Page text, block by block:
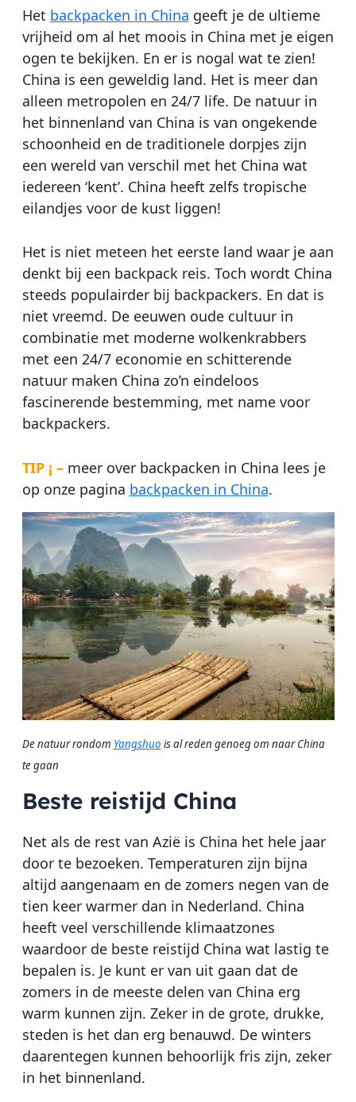
Het backpacken in China geeft je de ultieme
vrijheid om al het moois in China met je eigen
ogen te bekijken. En er is nogal wat te zien!
China is een geweldig land. Het is meer dan
alleen metropolen en 24/7 life. De natuur in
het binnenland van China is van ongekende
schoonheid en de traditionele dorpjes zijn
een wereld van verschil met het China wat
iedereen ‘kent’. China heeft zelfs tropische
eilandjes voor de kust liggen!
Het is niet meteen het eerste land waar je aan
denkt bij een backpack reis. Toch wordt China
steeds populairder bij backpackers. En dat is
niet vreemd. De eeuwen oude cultuur in
combinatie met moderne wolkenkrabbers
met een 24/7 economie en schitterende
natuur maken China zo’n eindeloos
fascinerende bestemming, met name voor
backpackers.
TIP ¡ –meer over backpacken in China lees je
op onze pagina backpacken in China.
De natuur rondom Yangshuo is al reden genoeg om naar China
te gaan
Beste reistijd China
Net als de rest van Azië is China het hele jaar
door te bezoeken. Temperaturen zijn bijna
altijd aangenaam en de zomers negen van de
tien keer warmer dan in Nederland. China
heeft veel verschillende klimaatzones
waardoor de beste reistijd China wat lastig te
bepalen is. Je kunt er van uit gaan dat de
zomers in de meeste delen van China erg
warm kunnen zijn. Zeker in de grote, drukke,
steden is het dan erg benauwd. De winters
daarentegen kunnen behoorlijk fris zijn, zeker
in het binnenland.